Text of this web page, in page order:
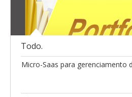
Todo.
Micro-Saas para gerenciamento